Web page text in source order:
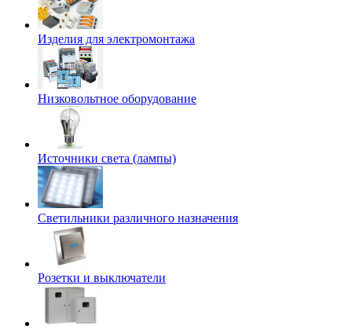
Изделия для электромонтажа
Низковольтное оборудование
Источники света (лампы)
Светильники различного назначения
Розетки и выключатели